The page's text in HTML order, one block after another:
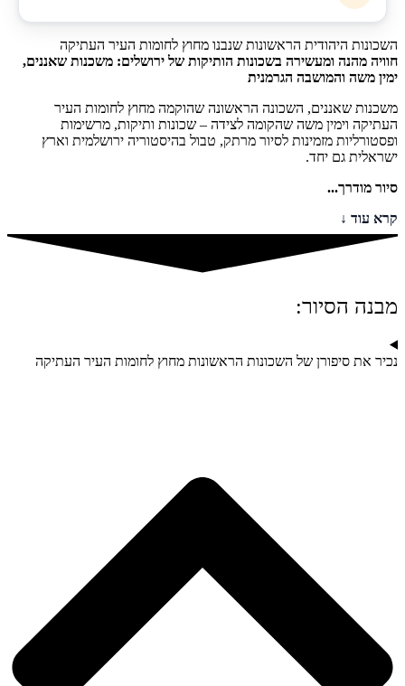
השכונות היהודית הראשונות שנבנו מחוץ לחומות העיר העתיקה
חוויה מהנה ומעשירה בשכונות הותיקות של ירושלים: משכנות שאננים,
ימין משה והמושבה הגרמנית
משכנות שאננים, השכונה הראשונה שהוקמה מחוץ לחומות העיר
העתיקה וימין משה שהקומה לצידה – שכונות ותיקות, מרשימות
ופסטורליות מזמינות לסיור מרתק, טבול בהיסטוריה ירושלמית וארץ
ישראלית גם יחד.
סיור מודרך...
קרא עוד
מבנה הסיור:
נכיר את סיפורן של השכונות הראשונות מחוץ לחומות העיר העתיקה